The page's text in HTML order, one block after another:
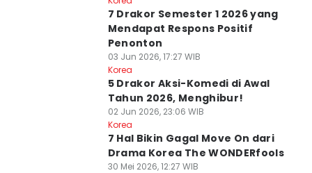
7 Drakor Semester 1 2026 yang
Mendapat Respons Positif
Penonton
03 Jun 2026, 17:27 WIB
Korea
5 Drakor Aksi-Komedi di Awal
Tahun 2026, Menghibur!
02 Jun 2026, 23:06 WIB
Korea
7 Hal Bikin Gagal Move On dari
Drama Korea The WONDERfools
30 Mei 2026, 12:27 WIB